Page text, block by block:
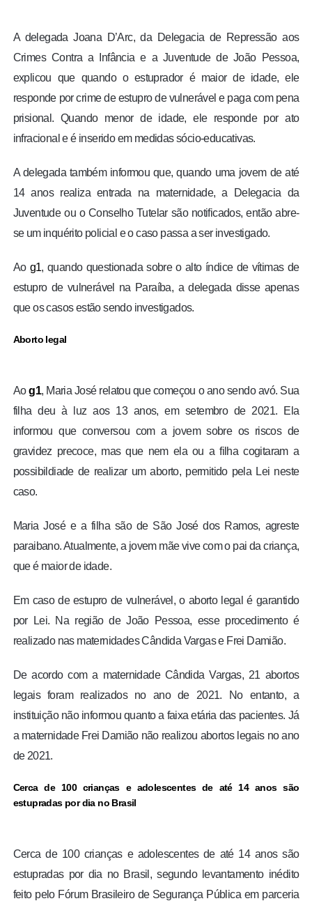
A delegada Joana D’Arc, da Delegacia de Repressão aos
Crimes Contra a Infância e a Juventude de João Pessoa,
explicou que quando o estuprador é maior de idade, ele
responde por crime de estupro de vulnerável e paga com pena
prisional. Quando menor de idade, ele responde por ato
infracional e é inserido em medidas sócio-educativas.
A delegada também informou que, quando uma jovem de até
14 anos realiza entrada na maternidade, a Delegacia da
Juventude ou o Conselho Tutelar são notificados, então abre-
se um inquérito policial e o caso passa a ser investigado.
Ao g1, quando questionada sobre o alto índice de vítimas de
estupro de vulnerável na Paraíba, a delegada disse apenas
que os casos estão sendo investigados.
Aborto legal
Aog1, Maria José relatou que começou o ano sendo avó. Sua
filha deu à luz aos 13 anos, em setembro de 2021. Ela
informou que conversou com a jovem sobre os riscos de
gravidez precoce, mas que nem ela ou a filha cogitaram a
possibildiade de realizar um aborto, permitido pela Lei neste
caso.
Maria José e a filha são de São José dos Ramos, agreste
paraibano. Atualmente, a jovem mãe vive com o pai da criança,
que é maior de idade.
Em caso de estupro de vulnerável, o aborto legal é garantido
por Lei. Na região de João Pessoa, esse procedimento é
realizado nas maternidades Cândida Vargas e Frei Damião.
De acordo com a maternidade Cândida Vargas, 21 abortos
legais foram realizados no ano de 2021. No entanto, a
instituição não informou quanto a faixa etária das pacientes. Já
a maternidade Frei Damião não realizou abortos legais no ano
de 2021.
Cerca de 100 crianças e adolescentes de até 14 anos são
estupradas por dia no Brasil
Cerca de 100 crianças e adolescentes de até 14 anos são
estupradas por dia no Brasil, segundo levantamento inédito
feito pelo Fórum Brasileiro de Segurança Pública em parceria